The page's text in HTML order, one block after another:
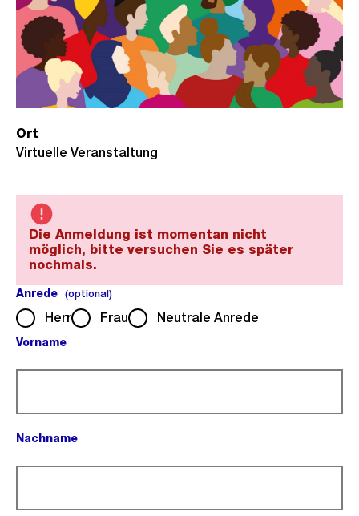
Ort
Virtuelle Veranstaltung
Die Anmeldung ist momentan nicht
möglich, bitte versuchen Sie es später
nochmals.
Anrede (optional)(optional).
Herr Frau Neutrale Anrede
Vorname
Nachname